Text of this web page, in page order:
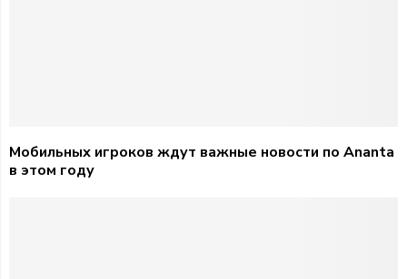
Мобильных игроков ждут важные новости по Ananta
в этом году